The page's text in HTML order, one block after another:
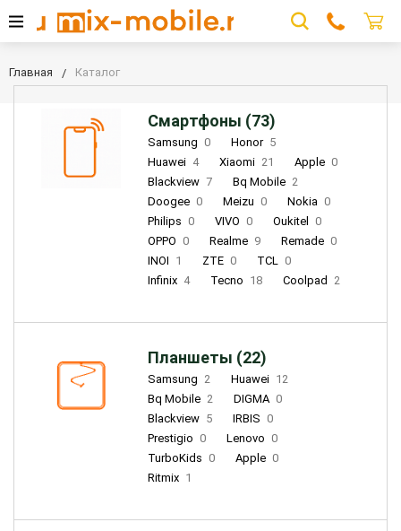
Главная Каталог
Смартфоны (73)
Samsung 0 Honor 5
Huawei 4 Xiaomi 21 Apple 0
Blackview 7 Bq Mobile 2
Doogee 0 Meizu 0 Nokia 0
Philips 0 VIVO 0 Oukitel
0
OPPO 0 Realme 9 Remade 0
INOI 1 ZTE 0 TCL 0
Infinix 4 Tecno 18 Coolpad 2
Планшеты (22)
Samsung 2 Huawei 12
Bq Mobile 2 DIGMA 0
Blackview 5 IRBIS 0
Prestigio 0 Lenovo 0
TurboKids 0 Apple 0
Ritmix 1